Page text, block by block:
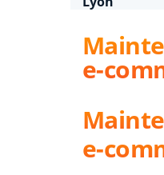
e-
e-